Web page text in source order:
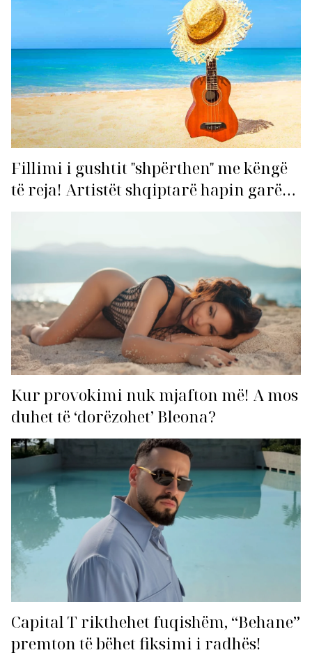
Fillimi i gushtit "shpërthen" me këngë
të reja! Artistët shqiptarë hapin garën
Kur provokimi nuk mjafton më! A mos
duhet të ‘dorëzohet’ Bleona?
Capital T rikthehet fuqishëm, “Behane”
premton të bëhet fiksimi i radhës!